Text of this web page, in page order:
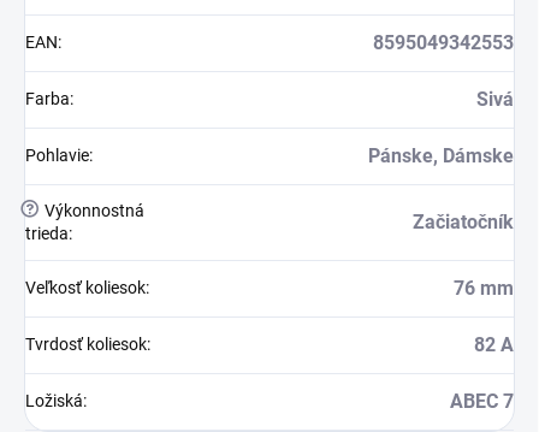
EAN: 8595049342553
Farba: Sivá
Pohlavie: Pánske, Dámske
? Výkonnostná
trieda: Začiatočník
Veľkosť koliesok: 76 mm
Tvrdosť koliesok: 82 A
Ložiská: ABEC 7